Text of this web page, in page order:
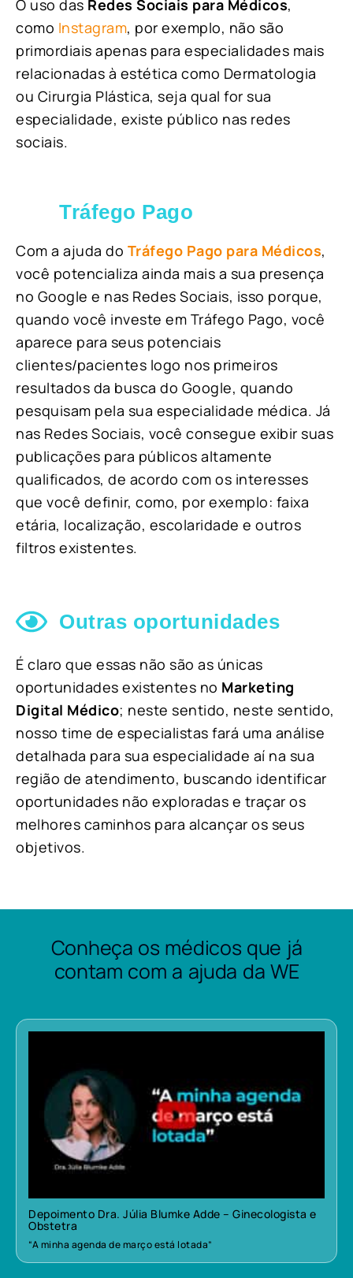
O uso das Redes Sociais para Médicos,
como Instagram, por exemplo, não são
primordiais apenas para especialidades mais
relacionadas à estética como Dermatologia
ou Cirurgia Plástica, seja qual for sua
especialidade, existe público nas redes
sociais.
Tráfego Pago
Com a ajuda do Tráfego Pago para Médicos,
você potencializa ainda mais a sua presença
no Google e nas Redes Sociais, isso porque,
quando você investe em Tráfego Pago, você
aparece para seus potenciais
clientes/pacientes logo nos primeiros
resultados da busca do Google, quando
pesquisam pela sua especialidade médica. Já
nas Redes Sociais, você consegue exibir suas
publicações para públicos altamente
qualificados, de acordo com os interesses
que você definir, como, por exemplo: faixa
etária, localização, escolaridade e outros
filtros existentes.
Outras oportunidades
É claro que essas não são as únicas
oportunidades existentes no Marketing
Digital Médico; neste sentido, neste sentido,
nosso time de especialistas fará uma análise
detalhada para sua especialidade aí na sua
região de atendimento, buscando identificar
oportunidades não exploradas e traçar os
melhores caminhos para alcançar os seus
objetivos.
Conheça os médicos que já
contam com a ajuda da WE
Depoimento Dra. Júlia Blumke Adde – Ginecologista e
Obstetra
“A minha agenda de março está lotada”